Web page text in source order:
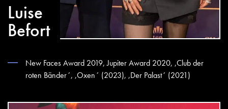
Luise
Befort
New Faces Award 2019, Jupiter Award 2020, ,Club der
roten Bänder´, ,Oxen´ (2023), ,Der Palast´ (2021)